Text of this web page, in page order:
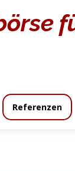
Referenzen